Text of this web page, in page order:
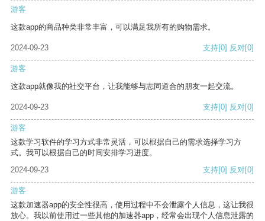
游客
这款app的商品种类非常丰富，可以满足我所有的购物需求。
2024-09-23 支持[0] 反对[0]
游客
这款app就像我的社交平台，让我能够与志同道合的朋友一起交流。
2024-09-23 支持[0] 反对[0]
游客
这款学习软件的学习方式非常灵活，可以根据自己的需求选择学习方
式。我可以根据自己的时间安排学习进度。
2024-09-23
支持[0] 反对[0]
游客
这款加速器app的安全性很高，使用过程中不会泄露个人信息，这让我很
放心。我以前使用过一些其他的加速器app，经常会出现个人信息泄露的